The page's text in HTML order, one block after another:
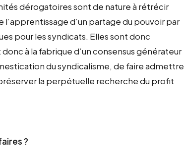
dérogatoires sont de nature à rétrécir
d’un partage du pouvoir par
pour les syndicats. Elles sont donc
à la fabrique d’un consensus générateur
du syndicalisme, de faire admettre
la perpétuelle recherche du profit
?